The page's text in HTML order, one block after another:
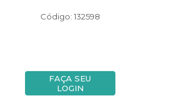
Código: 132598
FAÇA SEU
LOGIN